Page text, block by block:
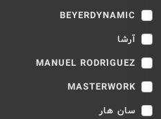
BEYERDYNAMIC
آرشا
MANUEL RODRÍGUEZ
MASTERWORK
سان هار